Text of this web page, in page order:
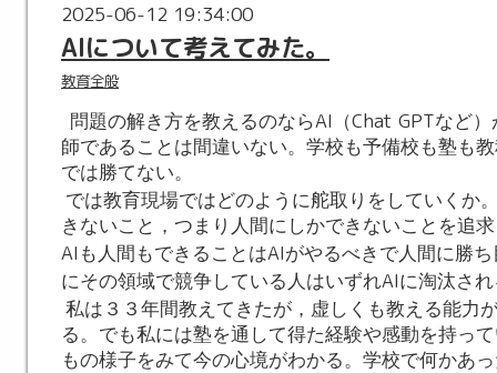
2025-06-12 19:34:00
AIについて考えてみた。
教育全般
問題の解き方を教えるのならAI （Chat GPTなど）
師であることは間違いない。学校も予備校も塾も
では勝てない。
では教育現場ではどのように舵取りをしていくか
きないこと，つまり人間にしかできないことを追
AI も人間もできることはAIがやるべきで人間に勝
にその領域で競争している人はいずれAIに淘汰さ
私は３３年間教えてきたが，虚しくも教える能力
る。でも私には塾を通して得た経験や感動を持っ
もの様子をみて今の心境がわかる。学校で何かあ